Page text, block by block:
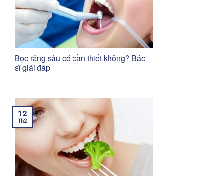
Bọc răng sâu có cần thiết không? Bác
sĩ giải đáp
12
Th2